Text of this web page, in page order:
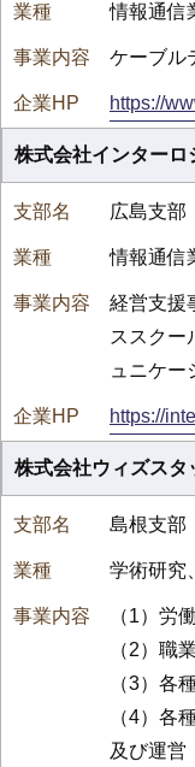
情報通信
ケーブル
https://
株式会社インターロ
広島支部
情報通信
経営支援
ススクー
ュニケー
https://
株式会社ウィズスタ
島根支部
学術研究
（1）労
（2）職
（3）各
（4）各
及び運営